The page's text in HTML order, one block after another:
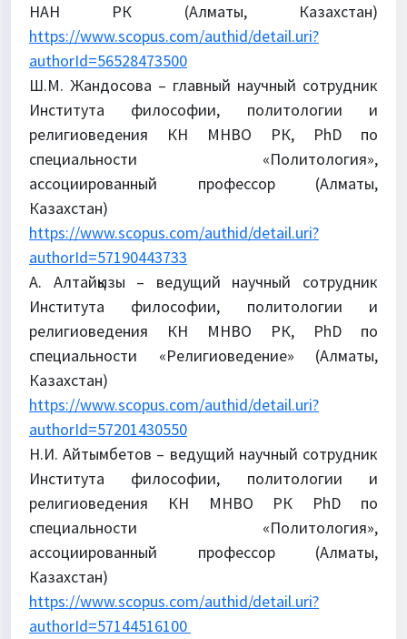
НАН РК (Алматы, Казахстан)
https://www.scopus.com/authid/detail.uri?
authorId=56528473500
Ш.М. Жандосова – главный научный сотрудник
Института философии, политологии и
религиоведения КН МНВО РК, PhD по
специальности «Политология»,
ассоциированный профессор (Алматы,
Казахстан)
https://www.scopus.com/authid/detail.uri?
authorId=57190443733
А. Алтайқызы – ведущий научный сотрудник
Института философии, политологии и
религиоведения КН МНВО РК, PhD по
специальности «Религиоведение» (Алматы,
Казахстан)
https://www.scopus.com/authid/detail.uri?
authorId=57201430550
Н.И. Айтымбетов – ведущий научный сотрудник
Института философии, политологии и
религиоведения КН МНВО РК PhD по
специальности «Политология»,
ассоциированный профессор (Алматы,
Казахстан)
https://www.scopus.com/authid/detail.uri?
authorId=57144516100